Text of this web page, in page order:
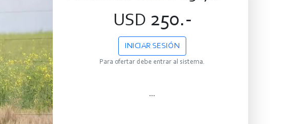
USD 250.-
INICIAR SESIÓN
Para ofertar debe entrar al sistema.
...